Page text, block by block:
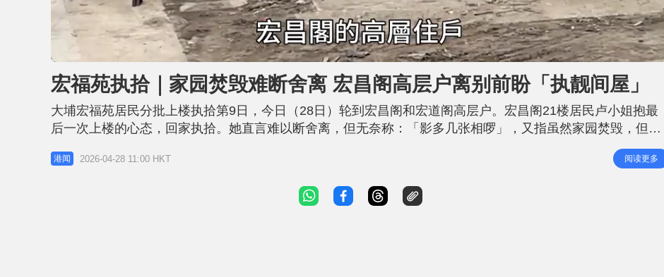
n
u
t
e
L
o
d
e
d
3
0
.
1
7
宏福苑执拾｜家园焚毁难断舍离 宏昌阁高层户离别前盼「执靓间屋」
大埔宏福苑居民分批上楼执拾第9日，今日（28日）轮到宏昌阁和宏道阁高层户。宏昌阁21楼居民卢小姐抱最
后一次上楼的心态，回家执拾。她直言难以断舍离，但无奈称：「影多几张相啰」，又指虽然家园焚毁，但都
希望单位所有事件都「完完整整」，会将单位「执返靓靓仔仔」才离开。 另一名宏昌阁30楼居民崔先生，坦言
单位已损毁严重，灾后他第一次上楼心情复杂，既是因为很多街坊已经罹难，但亦「抱住冇乜嘢可以拎嘅心
港闻 2026-04-28 11:00 HKT 阅读更多